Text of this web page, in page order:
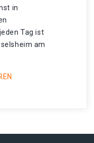
in
Tag ist
am